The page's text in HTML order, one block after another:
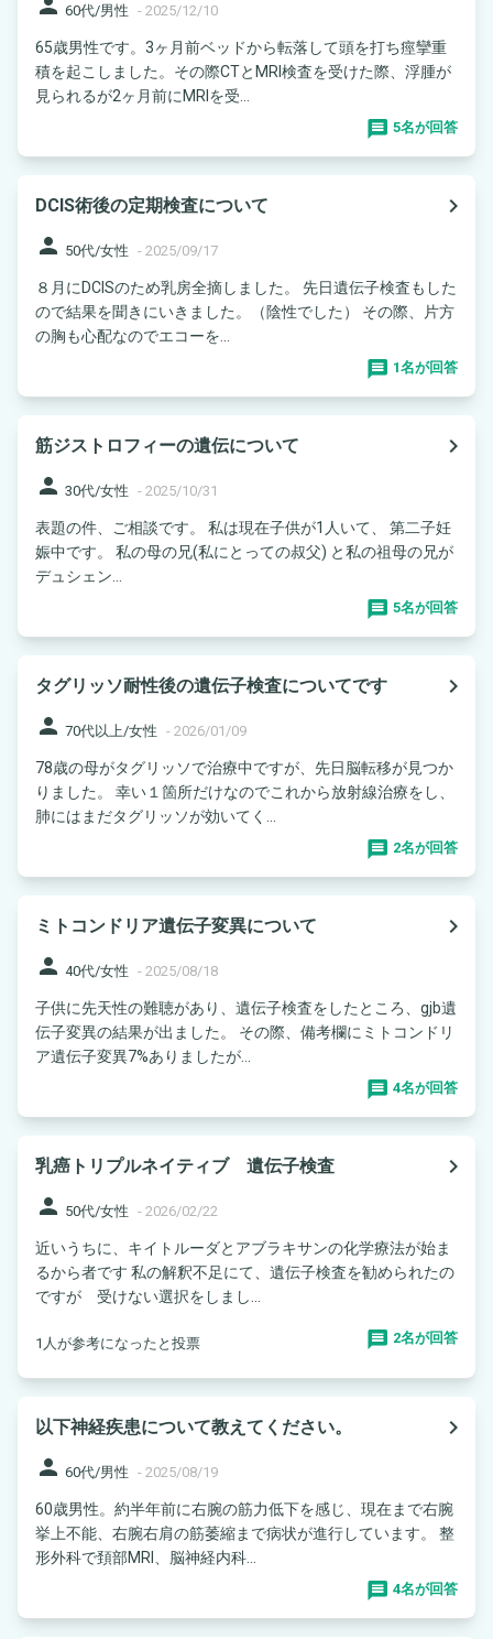
person 60代/男性 - 2025/12/10
65歳男性です。3ヶ月前ベッドから転落して頭を打ち痙攣重
積を起こしました。その際CTとMRI検査を受けた際、浮腫が
見られるが2ヶ月前にMRIを受...
5名が回答
DCIS術後の定期検査について
navigate_next
person 50代/女性 - 2025/09/17
８月にDCISのため乳房全摘しました。 先日遺伝子検査もした
ので結果を聞きにいきました。（陰性でした） その際、片方
の胸も心配なのでエコーを...
1名が回答
筋ジストロフィーの遺伝について
navigate_next
person 30代/女性 - 2025/10/31
表題の件、ご相談です。 私は現在子供が1人いて、 第二子妊
娠中です。 私の母の兄(私にとっての叔父) と私の祖母の兄が
デュシェン...
5名が回答
タグリッソ耐性後の遺伝子検査についてです
navigate_next
person 70代以上/女性 - 2026/01/09
78歳の母がタグリッソで治療中ですが、先日脳転移が見つか
りました。 幸い１箇所だけなのでこれから放射線治療をし、
肺にはまだタグリッソが効いてく...
2名が回答
ミトコンドリア遺伝子変異について
navigate_next
person 40代/女性 - 2025/08/18
子供に先天性の難聴があり、遺伝子検査をしたところ、gjb遺
伝子変異の結果が出ました。 その際、備考欄にミトコンドリ
ア遺伝子変異7%ありましたが...
4名が回答
乳癌トリプルネイティブ 遺伝子検査
navigate_next
person 50代/女性 - 2026/02/22
近いうちに、キイトルーダとアブラキサンの化学療法が始ま
るから者です 私の解釈不足にて、遺伝子検査を勧められたの
ですが 受けない選択をしまし...
1人が参考になったと投票 2名が回答
以下神経疾患について教えてください。
navigate_next
person 60代/男性 - 2025/08/19
60歳男性。約半年前に右腕の筋力低下を感じ、現在まで右腕
挙上不能、右腕右肩の筋萎縮まで病状が進行しています。 整
形外科で頚部MRI、脳神経内科...
4名が回答